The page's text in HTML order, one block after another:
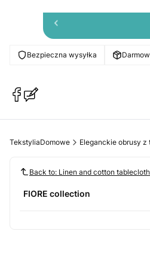
Bezpieczna wysyłka
tab)tab)
TekstyliaDomowe Eleganckie obrusy z
Back to: Linen and cotton
FIORE collection